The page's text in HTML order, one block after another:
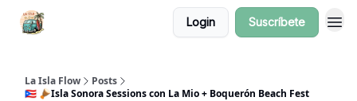
Login Suscríbete
La Isla Flow
Posts
🇵🇷 🪘Isla Sonora Sessions con La Mio + Boquerón Beach Fest